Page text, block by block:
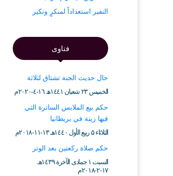
النفير استعداداً لمنكرٍ ونكير
فتاوى
حال حديث الجنة تشتاق لثلاثة
الخميس ۲۳ شعبان ۱٤٤۱هـ ۱٦-٤-۲۰۲۰م
حكم بيع الملابس الساترة التي
فيها زينة في بريطانيا
الثلاثاء ۵ ربيع الأول ۱٤٤۰هـ ۱۳-۱۱-۲۰۱۸م
حكم صلاة ركعتين بعد الوتر
السبت ۱ جمادى الآخرة ۱٤۳۹هـ
۱۷-۲-۲۰۱۸م